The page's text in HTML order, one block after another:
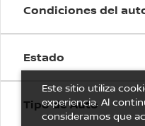
Condiciones del
Estado
Tipo de Auto
Este sitio utiliza
experiencia. Al
consideramos que